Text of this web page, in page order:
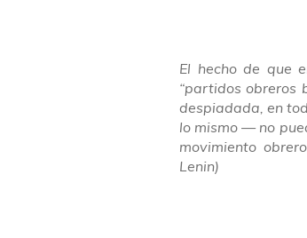
El hecho de que
“partidos obreros
despiadada, en
lo mismo — no
movimiento
Lenin)